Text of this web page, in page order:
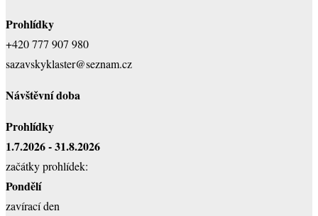
Prohlídky
+420 777 907 980
sazavskyklaster@seznam.cz
Návštěvní doba
Prohlídky
1.7.2026 - 31.8.2026
začátky prohlídek:
Pondělí
zavírací den